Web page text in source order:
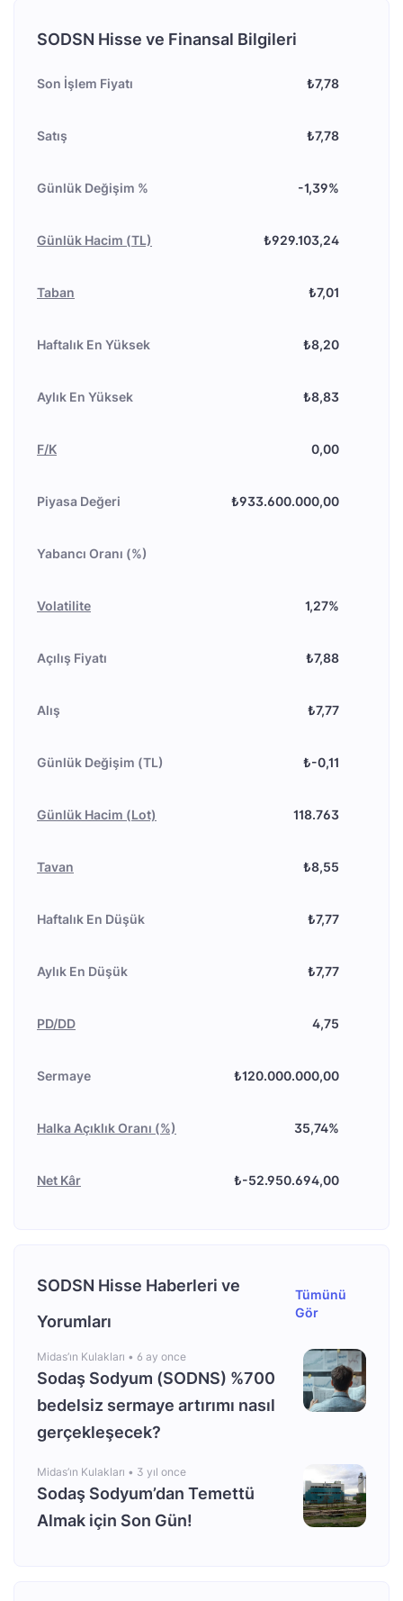
SODSN Hisse ve Finansal Bilgileri
Son İşlem Fiyatı ₺7,78
Satış ₺7,78
Günlük Değişim % -1,39%
Günlük Hacim (TL) ₺929.103,24
Taban ₺7,01
Haftalık En Yüksek ₺8,20
Aylık En Yüksek ₺8,83
F/K 0,00
Piyasa Değeri ₺933.600.000,00
Yabancı Oranı (%)
Volatilite 1,27%
Açılış Fiyatı ₺7,88
Alış ₺7,77
Günlük Değişim (TL) ₺-0,11
Günlük Hacim (Lot) 118.763
Tavan ₺8,55
Haftalık En Düşük ₺7,77
Aylık En Düşük ₺7,77
PD/DD 4,75
Sermaye ₺120.000.000,00
Halka Açıklık Oranı (%) 35,74%
Net Kâr ₺-52.950.694,00
SODSN Hisse Haberleri ve
Yorumları
Tümünü
Gör
Midas’ın Kulakları • 6 ay once
Sodaş Sodyum (SODNS) %700
bedelsiz sermaye artırımı nasıl
gerçekleşecek?
Midas’ın Kulakları • 3 yıl once
Sodaş Sodyum’dan Temettü
Almak için Son Gün!